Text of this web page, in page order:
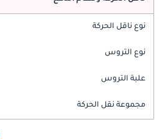
نوع ناقل الحركة
نوع التروس
علبة التروس
مجموعة نقل الحركة